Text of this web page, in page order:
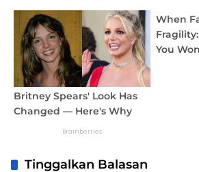
Tinggalkan Balasan